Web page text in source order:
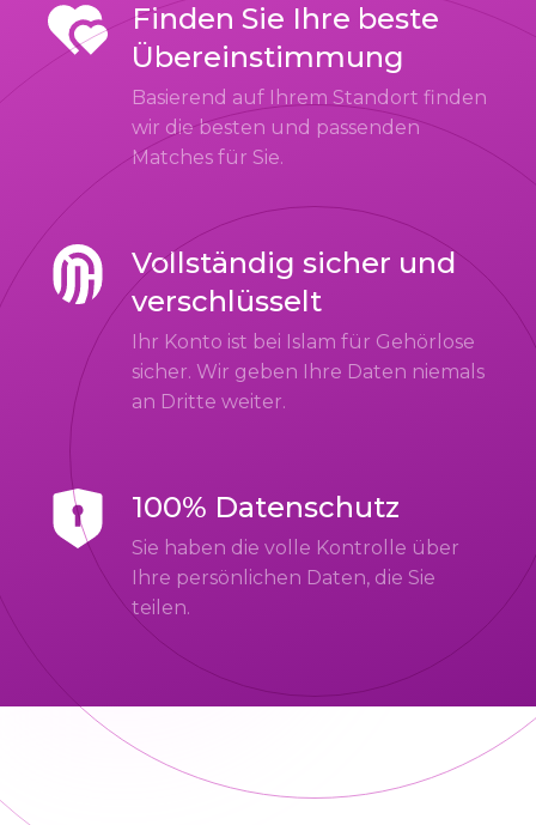
Finden Sie Ihre beste
Übereinstimmung
Basierend auf Ihrem Standort finden
wir die besten und passenden
Matches für Sie.
Vollständig sicher und
verschlüsselt
Ihr Konto ist bei Islam für Gehörlose
sicher. Wir geben Ihre Daten niemals
an Dritte weiter.
100% Datenschutz
Sie haben die volle Kontrolle über
Ihre persönlichen Daten, die Sie
teilen.